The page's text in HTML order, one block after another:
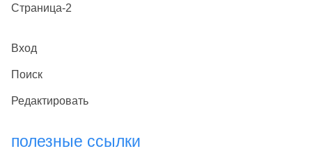
Страница-2
Вход
Поиск
Редактировать
полезные ссылки